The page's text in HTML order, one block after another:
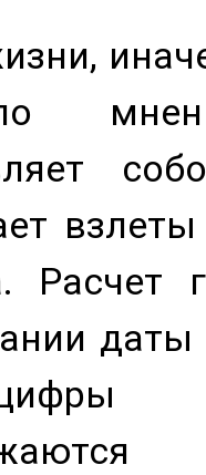
Расчет